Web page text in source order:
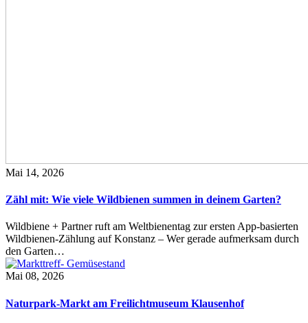
Mai 14, 2026
Zähl mit: Wie viele Wildbienen summen in deinem Garten?
Wildbiene + Partner ruft am Weltbienentag zur ersten App-basierten
Wildbienen-Zählung auf Konstanz – Wer gerade aufmerksam durch
den Garten…
Mai 08, 2026
Naturpark-Markt am Freilichtmuseum Klausenhof